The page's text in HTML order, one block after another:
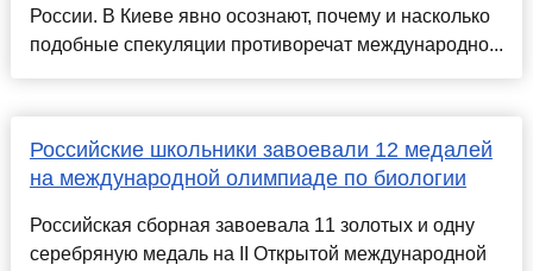
России. В Киеве явно осознают, почему и насколько
подобные спекуляции противоречат международно...
Российские школьники завоевали 12 медалей
на международной олимпиаде по биологии
Российская сборная завоевала 11 золотых и одну
серебряную медаль на II Открытой международной